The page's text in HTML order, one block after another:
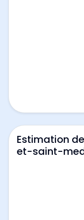
Estimation
et-saint-